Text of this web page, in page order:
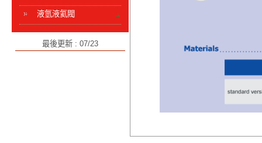
液氫液氦閥
最後更新 : 07/23